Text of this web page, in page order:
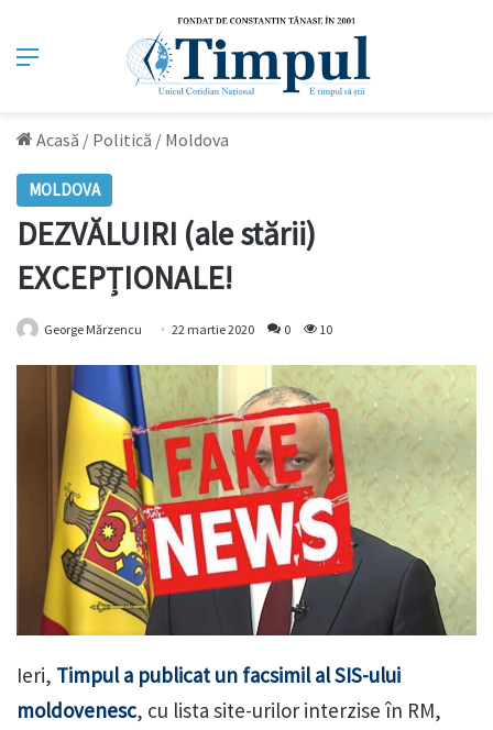
Meniu
Acasă / Politică / Moldova
MOLDOVA
DEZVĂLUIRI (ale stării)
EXCEPȚIONALE!
George Mărzencu 22 martie 2020 0 10
Ieri, Timpul a publicat un facsimil al SIS-ului
moldovenesc, cu lista site-urilor interzise în RM,